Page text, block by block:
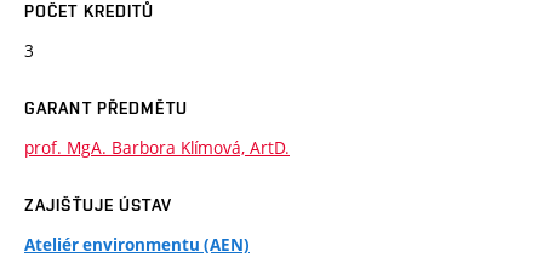
POČET KREDITŮ
3
GARANT PŘEDMĚTU
prof. MgA. Barbora Klímová, ArtD.
ZAJIŠŤUJE ÚSTAV
Ateliér environmentu (AEN)